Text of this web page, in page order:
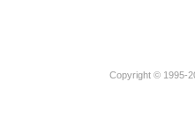
Copyright © 1995-